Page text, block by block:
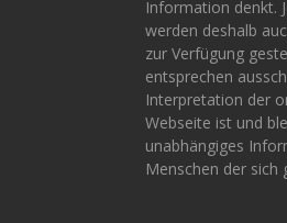
Information denkt.
werden deshalb
zur Verfügung
entsprechen
Interpretation der
Webseite ist und
unabhängiges
Menschen der